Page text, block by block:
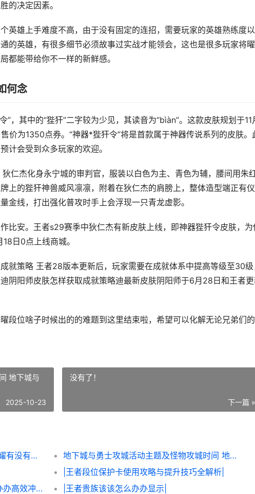
的决定因素。
英雄上手难度不高，由于没有固定的连招，需要玩家的英雄熟练度
的英雄，有很多细节必须故事过实战才能领会，这也是很多玩家将
都能带给你不一样的新鲜感。
何念
”，其中的“狴犴”二字较为少见，其读音为“bìàn”。这款皮肤规划于11
价为1350点券。“神器*狴犴令”将是首款属于神器传说系列的皮肤。
计会受到众多玩家的欢迎。
狄仁杰化身永宁城的审判官，服装以白色为主、青色为辅，腰间用朱
上的狴犴神兽威风凛凛，附着在狄仁杰的肩膀上，整体造型端正有仪
金线，打出强化普攻时手上会浮现一只青龙虚影。
比安。王者s29赛季中狄仁杰有新皮肤上线，即神器狴犴令皮肤，为
日0点上线商城。
就策略 王者28版本更新后，玩家需要在成就体系中提高等级至30级
阴阳师皮肤怎样获取成就策略迪最新皮肤阴阳师于6月28日和王者
段位啥子时候出的的难题到这里结束啦，希望可以化解无论兄弟们
地下城与
2025-10-23
没有了！
下一篇 »
王者荣耀荣耀黑曜石策略诀窍 王者荣耀有没有黑耀
地下城与勇士攻城活动主题及怪物攻城时间 地下城与勇士攻击键是哪个键
|王者段位保护卡使用攻略与提升技巧全解析|
# 王者赛季还有几天结束，该该怎么办办高效冲刺赛季奖励
|王者贵族该该怎么办办显示|